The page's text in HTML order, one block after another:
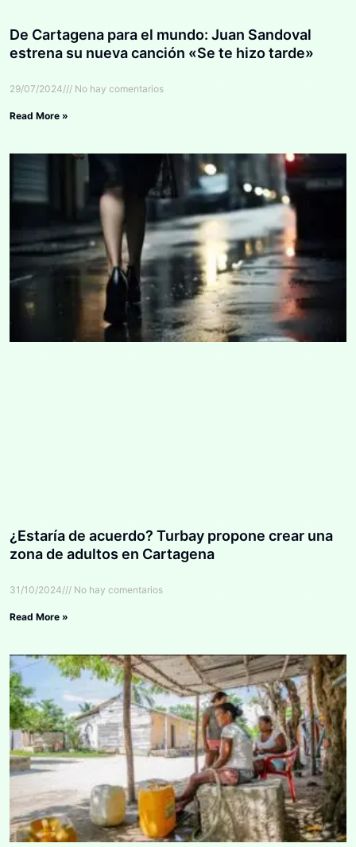
De Cartagena para el mundo: Juan Sandoval
estrena su nueva canción «Se te hizo tarde»
29/07/2024 No hay comentarios
Read More »
¿Estaría de acuerdo? Turbay propone crear una
zona de adultos en Cartagena
31/10/2024 No hay comentarios
Read More »